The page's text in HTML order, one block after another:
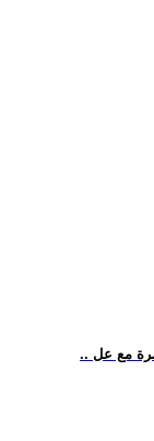
مرة مع عل